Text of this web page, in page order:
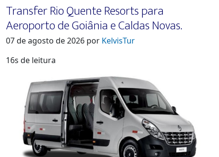
Transfer Rio Quente Resorts para
Aeroporto de Goiânia e Caldas Novas.
07 de agosto de 2026 por KelvisTur
16s de leitura